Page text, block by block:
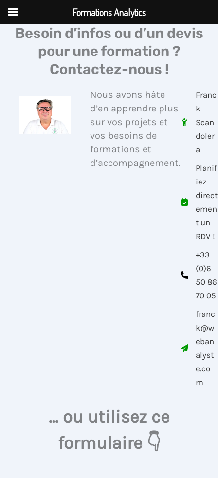
Aller
contenuBesoin d’infos ou d’un devis
pour une formation ?
Contactez-nous !
Nous avons hâte
d’en apprendre plus
sur vos projets et
vos besoins de
formations et
d’accompagnement.
Franc
k
Scan
doler
a
Planif
iez
direct
emen
t un
RDV !
+33
(0)6
50 86
70 05
franc
k@w
eban
alyst
e.co
m
… ou utilisez ce
formulaire 👇
Formations Analytics